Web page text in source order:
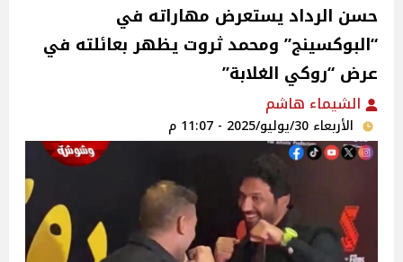
حسن الرداد يستعرض مهاراته في
“البوكسينج” ومحمد ثروت يظهر بعائلته في
عرض “روكي الغلابة”
الشيماء هاشم
الأربعاء 30/يوليو/2025 - 11:07 م